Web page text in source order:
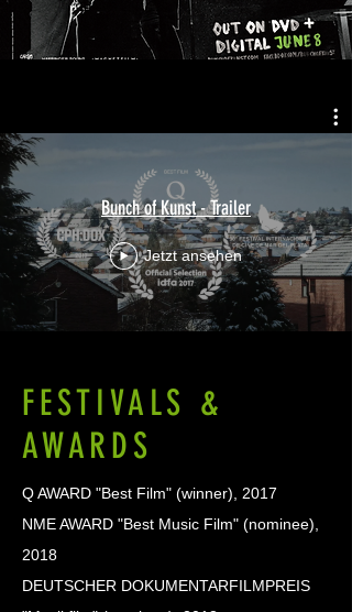
FESTIVALS &
AWARDS
Q AWARD "Best Film" (winner), 2017
NME AWARD "Best Music Film" (nominee),
2018
DEUTSCHER DOKUMENTARFILMPREIS
Bunch of Kunst - Trailer
Jetzt ansehen